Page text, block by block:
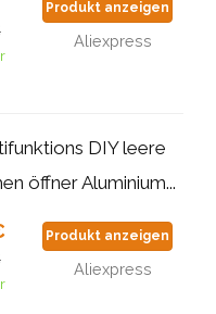
Produkt anzeigen
Aliexpress
DIY leere
öffner Aluminium...
Produkt anzeigen
Aliexpress